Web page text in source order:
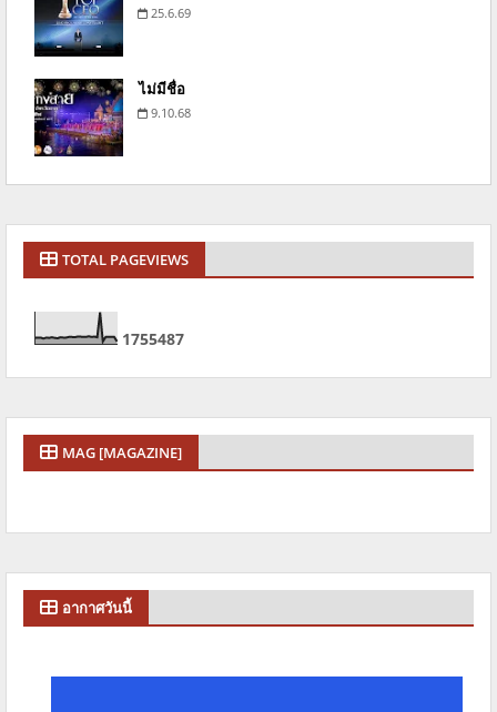
25.6.69
ไม่มีชื่อ
9.10.68
TOTAL PAGEVIEWS
1755487
MAG [MAGAZINE]
อากาศวันนี้